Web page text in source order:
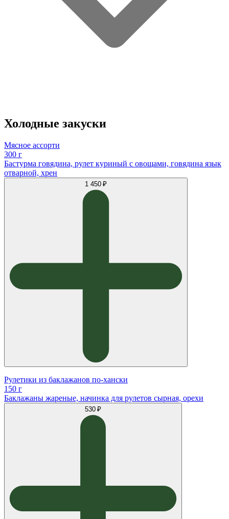
Холодные закуски
Мясное ассорти
300 г
Бастурма говядина, рулет куриный с овощами, говядина язык
отварной, хрен
1 450 ₽
Рулетики из баклажанов по-хански
150 г
Баклажаны жареные, начинка для рулетов сырная, орехи
530 ₽